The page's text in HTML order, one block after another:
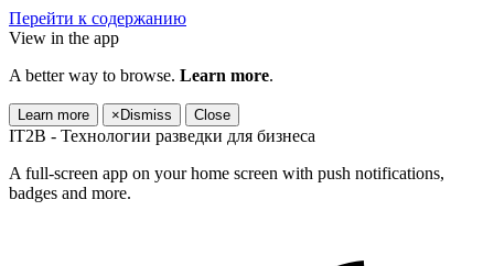
Перейти к содержанию
View in the app
A better way to browse. Learn more.
Learn more × Dismiss Close
IT2B - Технологии разведки для бизнеса
A full-screen app on your home screen with push notifications,
badges and more.